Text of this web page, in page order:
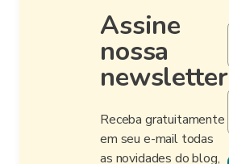
Assine
nossa
newsletter
Receba gratuitamente
em seu e-mail todas
as novidades do blog,